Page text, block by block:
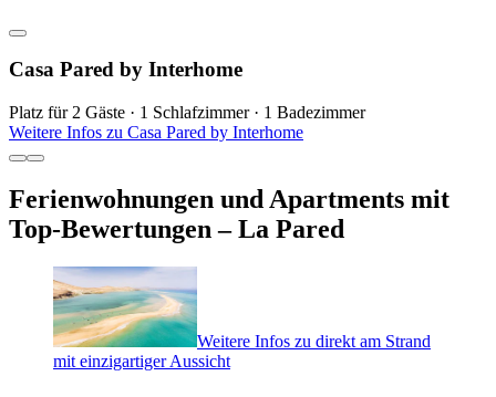
Casa Pared by Interhome
Platz für 2 Gäste · 1 Schlafzimmer · 1 Badezimmer
Weitere Infos zu Casa Pared by Interhome
Ferienwohnungen und Apartments mit
Top-Bewertungen – La Pared
Weitere Infos zu direkt am Strand
mit einzigartiger Aussicht